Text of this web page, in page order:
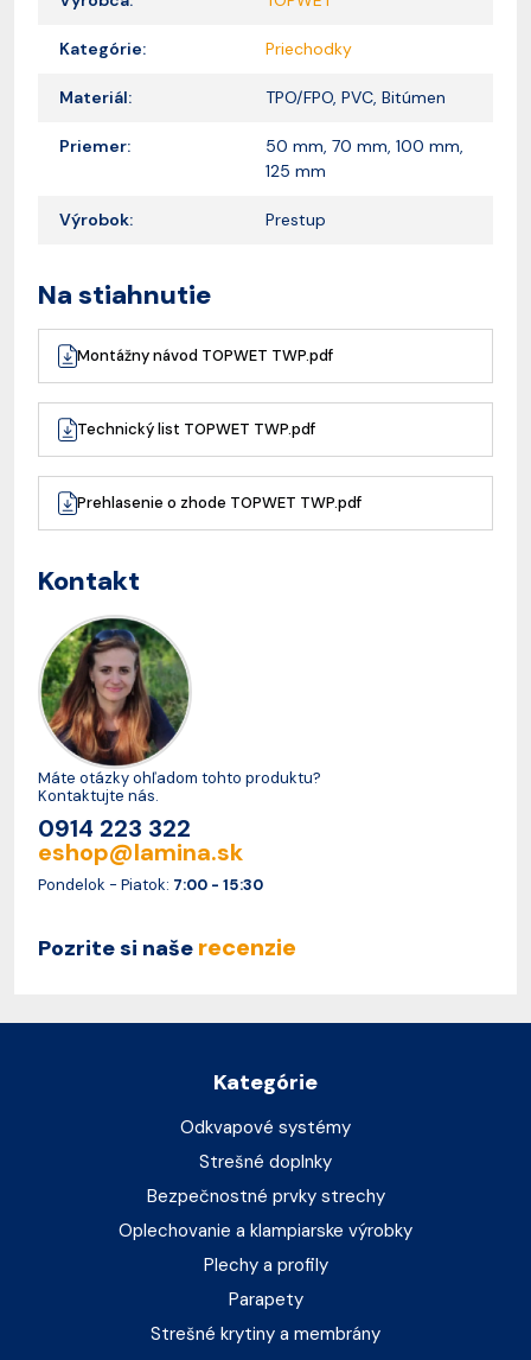
Kategórie: Priechodky
Materiál: TPO/FPO, PVC, Bitúmen
Priemer:
50 mm, 70 mm, 100 mm,
125 mm
Výrobok: Prestup
Na stiahnutie
Montážny návod TOPWET TWP.pdf
Technický list TOPWET TWP.pdf
Prehlasenie o zhode TOPWET TWP.pdf
Kontakt
Máte otázky ohľadom tohto produktu?
Kontaktujte nás.
0914 223 322
eshop@lamina.sk
Pondelok - Piatok: 7:00 - 15:30
Pozrite si naše recenzie
Kategórie
Odkvapové systémy
Strešné doplnky
Bezpečnostné prvky strechy
Oplechovanie a klampiarske výrobky
Plechy a profily
Parapety
Strešné krytiny a membrány